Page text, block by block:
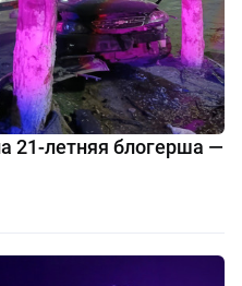
21-летняя блогерша —